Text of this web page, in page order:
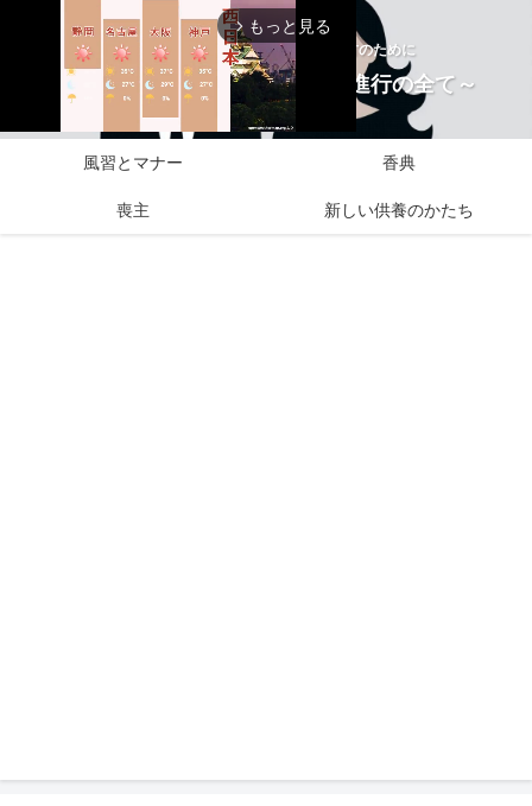
お通夜から告別式にのぞむすべての方のために
お葬式はじめてBLOG～準備と進行の全て～
風習とマナー 香典
喪主 新しい供養のかたち
arrow_forward_ios もっと見る